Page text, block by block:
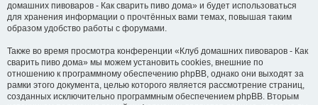
домашних пивоваров - Как cварить пиво дома» и будет использоваться
для хранения информации о прочтённых вами темах, повышая таким
образом удобство работы с форумами.
Также во время просмотра конференции «Клуб домашних пивоваров - Как
cварить пиво дома» мы можем установить cookies, внешние по
отношению к программному обеспечению phpBB, однако они выходят за
рамки этого документа, целью которого является рассмотрение страниц,
созданных исключительно программным обеспечением phpBB. Вторым